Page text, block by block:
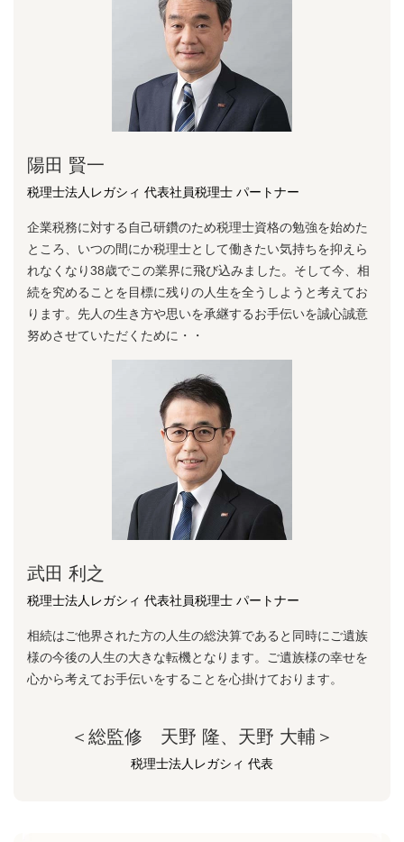
陽⽥ 賢⼀
税理士法人レガシィ 代表社員税理士 パートナー
企業税務に対する⾃⼰研鑽のため税理⼠資格の勉強を始めた
ところ、いつの間にか税理⼠として働きたい気持ちを抑えら
れなくなり38歳でこの業界に⾶び込みました。そして今、相
続を究めることを⽬標に残りの⼈⽣を全うしようと考えてお
ります。先⼈の⽣き⽅や思いを承継するお⼿伝いを誠⼼誠意
努めさせていただくために・・
武田 利之
税理士法人レガシィ 代表社員税理士 パートナー
相続はご他界された方の人生の総決算であると同時にご遺族
様の今後の人生の大きな転機となります。ご遺族様の幸せを
心から考えてお手伝いをすることを心掛けております。
＜総監修 天野 隆、天野 大輔＞
税理士法人レガシィ 代表